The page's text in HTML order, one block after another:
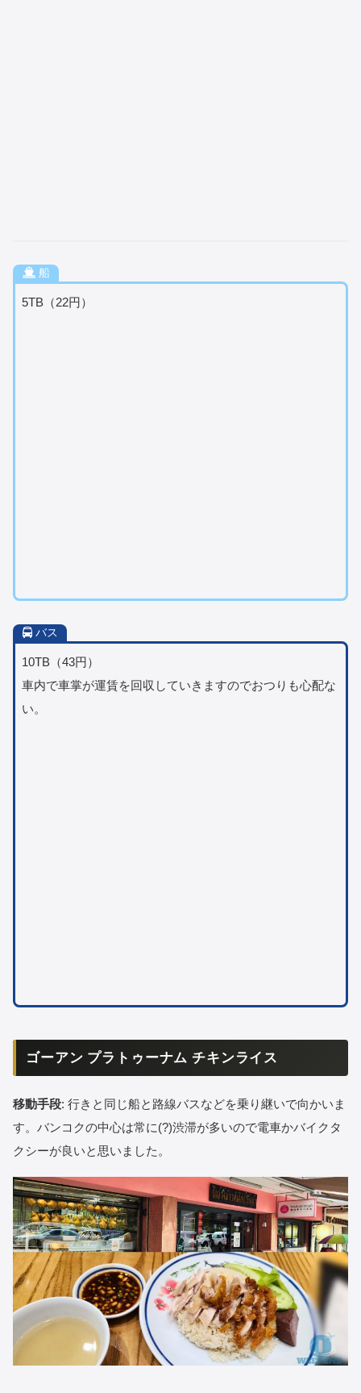
船
5TB（22円）
バス
10TB（43円）
車内で車掌が運賃を回収していきますのでおつりも心配な
い。
ゴーアン プラトゥーナム チキンライス
移動手段: 行きと同じ船と路線バスなどを乗り継いで向かいま
す。バンコクの中心は常に(?)渋滞が多いので電車かバイクタ
クシーが良いと思いました。